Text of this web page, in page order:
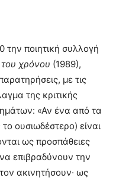
την ποιητική συλλογή
χρόνου (1989),
με τις
της κριτικής
«Αν ένα από τα
ουσιωδέστερο) είναι
ως προσπάθειες
επιβραδύνουν την
ακινητήσουν· ως